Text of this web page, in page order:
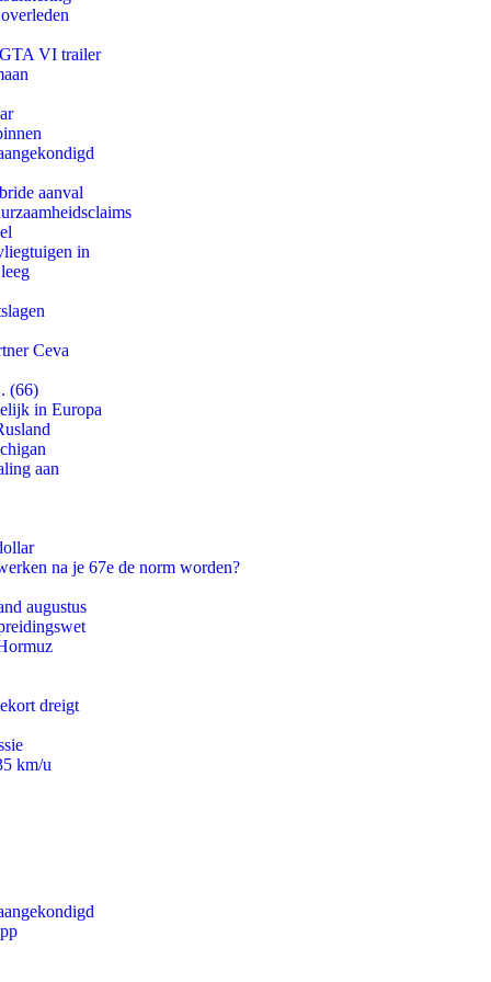
GTA VI trailer
aanval
in
Ceva
(66)
in Europa
aan
na je 67e de norm worden?
augustus
dreigt
km/u